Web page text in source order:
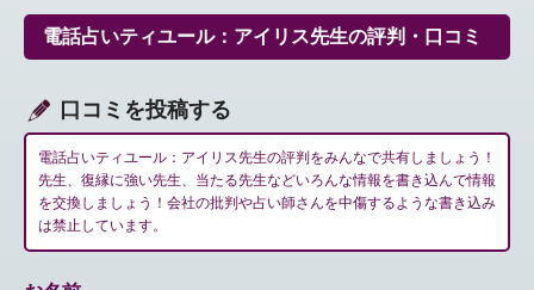
ー
シ
ン
電話占いティユール：アイリス先生の評判・口コミ
口コミを投稿する
電話占いティユール：アイリス先生の評判をみんなで共有しましょう！
先生、復縁に強い先生、当たる先生などいろんな情報を書き込んで情報
を交換しましょう！会社の批判や占い師さんを中傷するような書き込み
は禁止しています。